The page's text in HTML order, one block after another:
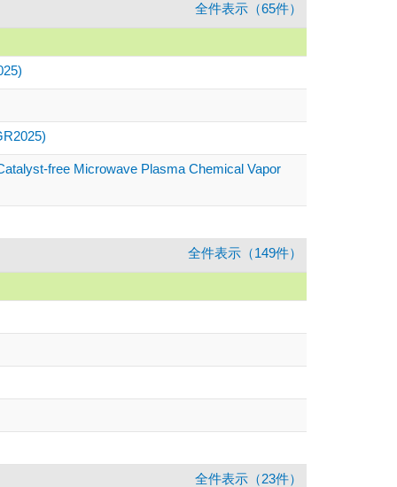
全件表示（65件）
free Microwave Plasma Chemical Vapor
全件表示（149件）
全件表示（23件）